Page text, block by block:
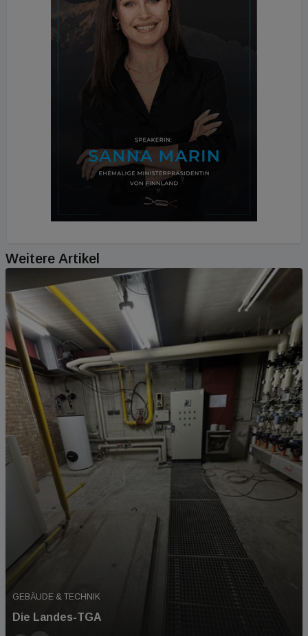
Weitere Artikel
GEBÄUDE & TECHNIK
Die Landes-TGA